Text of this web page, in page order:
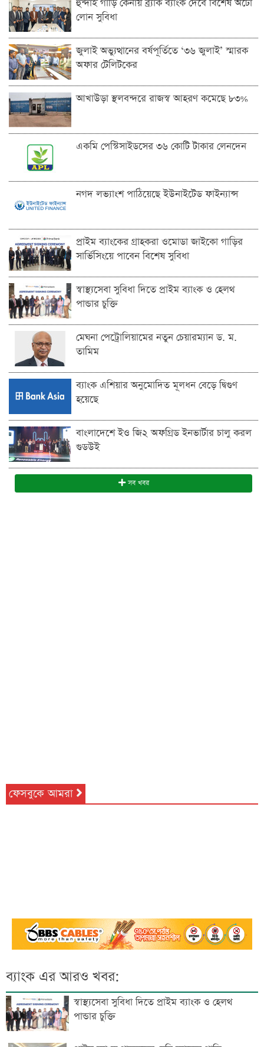
হুন্দাই গাড়ি কেনায় ব্র্যাক ব্যাংক দেবে বিশেষ অটো
লোন সুবিধা
জুলাই অভ্যুত্থানের বর্ষপূর্তিতে ‘৩৬ জুলাই’ স্মারক
অফার টেলিটকের
আখাউড়া স্থলবন্দরে রাজস্ব আহরণ কমেছে ৮৩%
একমি পেস্টিসাইডসের ৩৬ কোটি টাকার লেনদেন
নগদ লভ্যাংশ পাঠিয়েছে ইউনাইটেড ফাইন্যান্স
প্রাইম ব্যাংকের গ্রাহকরা ওমোডা জাইকো গাড়ির
সার্ভিসিংয়ে পাবেন বিশেষ সুবিধা
স্বাস্থ্যসেবা সুবিধা দিতে প্রাইম ব্যাংক ও হেলথ
পান্ডার চুক্তি
মেঘনা পেট্রোলিয়ামের নতুন চেয়ারম্যান ড. ম.
তামিম
ব্যাংক এশিয়ার অনুমোদিত মূলধন বেড়ে দ্বিগুণ
হয়েছে
বাংলাদেশে ইও জি২ অফগ্রিড ইনভার্টার চালু করল
গুডউই
সব খবর
ফেসবুকে আমরা
ব্যাংক এর আরও খবর:
স্বাস্থ্যসেবা সুবিধা দিতে প্রাইম ব্যাংক ও হেলথ
পান্ডার চুক্তি